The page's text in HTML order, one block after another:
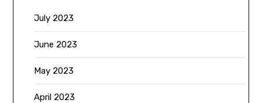
July 2023
June 2023
May 2023
April 2023